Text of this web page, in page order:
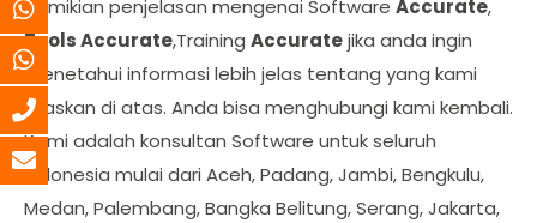
Demikian penjelasan mengenai Software Accurate,
Tools Accurate,Training Accuratejika anda ingin
menetahui informasi lebih jelas tentang yang kami
jelaskan di atas. Anda bisa menghubungi kami kembali.
Kami adalah konsultan Software untuk seluruh
Indonesia mulai dari Aceh, Padang, Jambi, Bengkulu,
Medan, Palembang, Bangka Belitung, Serang, Jakarta,